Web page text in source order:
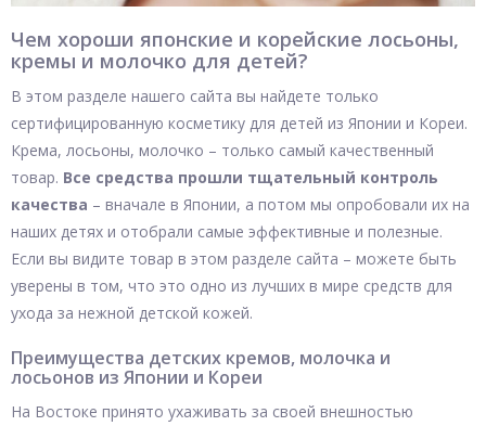
Чем хороши японские и корейские лосьоны,
кремы и молочко для детей?
В этом разделе нашего сайта вы найдете только
сертифицированную косметику для детей из Японии и Кореи.
Крема, лосьоны, молочко – только самый качественный
товар. Все средства прошли тщательный контроль
качества – вначале в Японии, а потом мы опробовали их на
наших детях и отобрали самые эффективные и полезные.
Если вы видите товар в этом разделе сайта – можете быть
уверены в том, что это одно из лучших в мире средств для
ухода за нежной детской кожей.
Преимущества детских кремов, молочка и
лосьонов из Японии и Кореи
На Востоке принято ухаживать за своей внешностью